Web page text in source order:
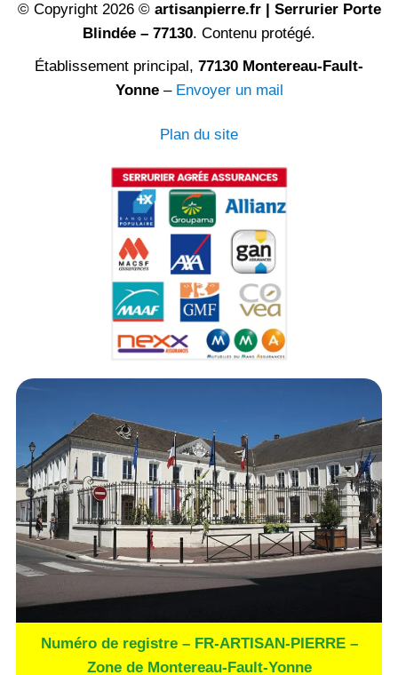
© Copyright 2026 © artisanpierre.fr | Serrurier Porte
Blindée – 77130. Contenu protégé.
Établissement principal, 77130 Montereau-Fault-
Yonne– Envoyer un mail
Plan du site
Numéro de registre – FR-ARTISAN-PIERRE –
Zone de Montereau-Fault-Yonne